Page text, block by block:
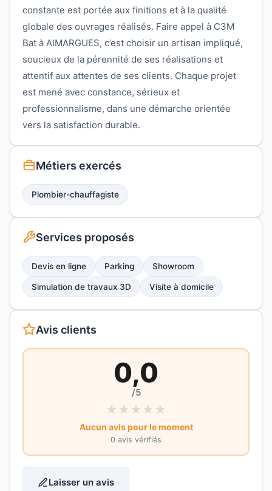
constante est portée aux finitions et à la qualité
globale des ouvrages réalisés. Faire appel à C3M
Bat à AIMARGUES, c’est choisir un artisan impliqué,
soucieux de la pérennité de ses réalisations et
attentif aux attentes de ses clients. Chaque projet
est mené avec constance, sérieux et
professionnalisme, dans une démarche orientée
vers la satisfaction durable.
Métiers exercés
Plombier-chauffagiste
Services proposés
Devis en ligne Parking Showroom
Simulation de travaux 3D Visite à domicile
Avis clients
0,0
/5
★ ★ ★ ★ ★
Aucun avis pour le moment
0 avis vérifiés
Laisser un avis